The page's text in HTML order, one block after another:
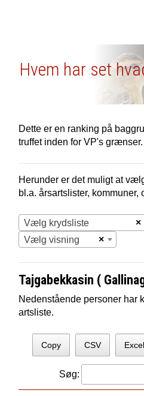
Hvem har set
Dette er en ranking på
truffet inden for VP's grænser.
Herunder er det muligt at
bl.a. årsartslister, kommuner,
×
Vælg krydsliste
×
Vælg visning
Tajgabekkasin (
Nedenstående personer har
artsliste.
Copy CSV Excel
Søg: